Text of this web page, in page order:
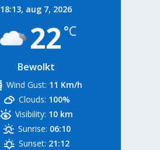
18:13, aug 7, 2026
22 °C
Bewolkt
Wind Gust: 11 Km/h
Clouds: 100%
Visibility: 10 km
Sunrise: 06:10
Sunset: 21:12